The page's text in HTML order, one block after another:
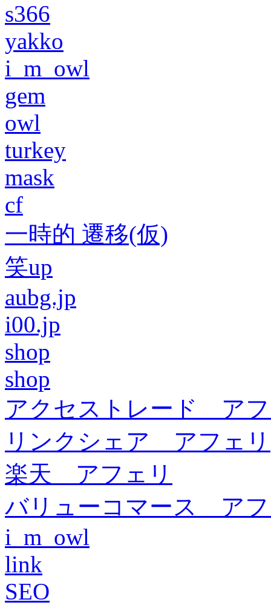
s366
yakko
i_m_owl
gem
owl
turkey
mask
cf
一時的 遷移(仮)
笑up
aubg.jp
i00.jp
shop
shop
アクセストレード ア
リンクシェア アフェリ
楽天 アフェリ
バリューコマース ア
i_m_owl
link
SEO